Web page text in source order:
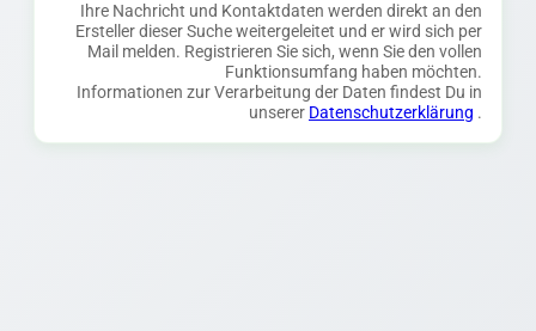
Ihre Nachricht und Kontaktdaten werden direkt an den
Ersteller dieser Suche weitergeleitet und er wird sich per
Mail melden. Registrieren Sie sich, wenn Sie den vollen
Funktionsumfang haben möchten.
Informationen zur Verarbeitung der Daten findest Du in
unserer Datenschutzerklärung .